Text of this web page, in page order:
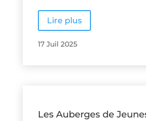
Lire plus
17 Juil 2025
Les Auberges de